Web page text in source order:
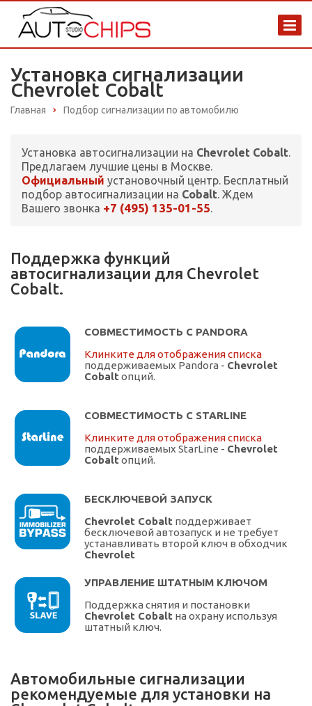
Установка сигнализации
Chevrolet Cobalt
Главная Подбор сигнализации по автомобилю
Установка автосигнализации на Chevrolet Cobalt.
Предлагаем лучшие цены в Москве.
Официальный установочный центр. Бесплатный
подбор автосигнализации на Cobalt. Ждем
Вашего звонка +7 (495) 135-01-55.
Поддержка функций
автосигнализации для Chevrolet
Cobalt.
СОВМЕСТИМОСТЬ С PANDORA
Клинките для отображения списка
поддерживаемых Pandora - Chevrolet
Cobalt опций.
СОВМЕСТИМОСТЬ С STARLINE
Клинките для отображения списка
поддерживаемых StarLine - Chevrolet
Cobalt опций.
БЕСКЛЮЧЕВОЙ ЗАПУСК
Chevrolet Cobalt поддерживает
бесключевой автозапуск и не требует
устанавливать второй ключ в обходчик
Chevrolet
УПРАВЛЕНИЕ ШТАТНЫМ КЛЮЧОМ
Поддержка снятия и постановки
Chevrolet Cobalt на охрану используя
штатный ключ.
Автомобильные сигнализации
рекомендуемые для установки на